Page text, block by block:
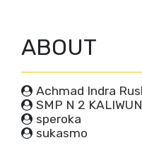
ABOUT
Achmad Indra
SMP N 2
speroka
sukasmo